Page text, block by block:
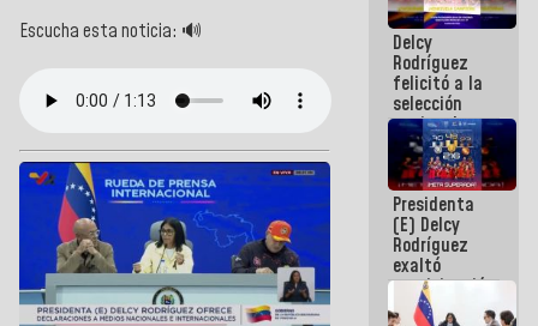
Escucha esta noticia: 🔊 Delcy
Rodríguez
felicitó a la
selección
nacional
masculina
de voleibol
campeona
de la Copa
Panamericana
Sub-17
Presidenta
(E) Delcy
Rodríguez
exaltó
participación
de